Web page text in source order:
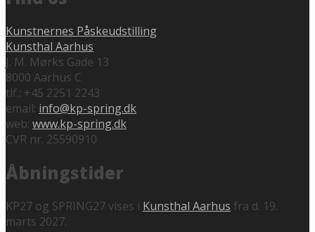
Kunstnernes Påskeudstilling
Kunsthal Aarhus
J. M. Mørks Gade 13
8000 Aarhus C
tlf.: +45 2251 2243
email: info@kp-spring.dk
web: www.kp-spring.dk
CVR nr. 25590910
Åbningstider
KP27 og SPRING27 vises i Kunsthal Aarhus fra d. 19.
marts 2027.